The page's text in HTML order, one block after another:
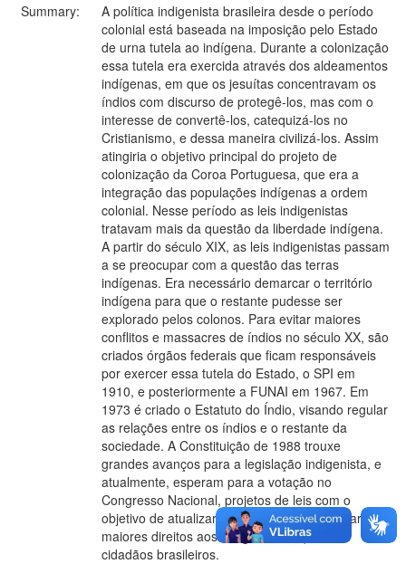
Summary:
A política indigenista brasileira desde o período
colonial está baseada na imposição pelo Estado
de urna tutela ao indígena. Durante a colonização
essa tutela era exercida através dos aldeamentos
indígenas, em que os jesuítas concentravam os
índios com discurso de protegê-los, mas com o
interesse de convertê-los, catequizá-los no
Cristianismo, e dessa maneira civilizá-los. Assim
atingiria o objetivo principal do projeto de
colonização da Coroa Portuguesa, que era a
integração das populações indígenas a ordem
colonial. Nesse período as leis indigenistas
tratavam mais da questão da liberdade indígena.
A partir do século XIX, as leis indigenistas passam
a se preocupar com a questão das terras
indígenas. Era necessário demarcar o território
indígena para que o restante pudesse ser
explorado pelos colonos. Para evitar maiores
conflitos e massacres de índios no século XX, são
criados órgãos federais que ficam responsáveis
por exercer essa tutela do Estado, o SPI em
1910, e posteriormente a FUNAI em 1967. Em
1973 é criado o Estatuto do Índio, visando regular
as relações entre os índios e o restante da
sociedade. A Constituição de 1988 trouxe
grandes avanços para a legislação indigenista, e
atualmente, esperam para a votação no
Congresso Nacional, projetos de leis com o
objetivo de atualizar o Estatuto do Índio e garantir
maiores direitos aos indígenas, enquanto
cidadãos brasileiros.